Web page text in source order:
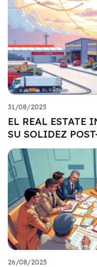
31/08/2025
EL REAL ESTATE
SU SOLIDEZ
26/08/2025